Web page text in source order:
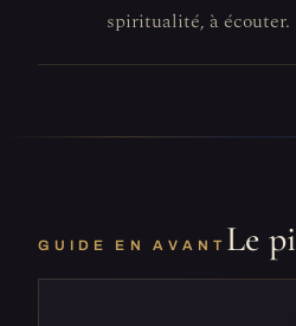
spiritualité, à écouter.
GUIDE EN AVANT Le